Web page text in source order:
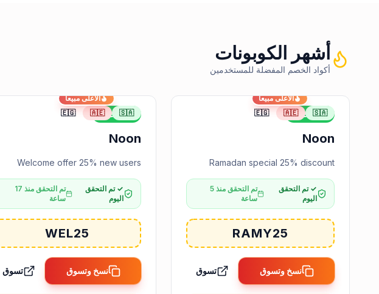
أشهر الكوبونات
أكواد الخصم المفضلة للمستخدمين
الأعلى مبيعاً
25% خصم 🇸🇦
🇦🇪
🇪🇬
Noon
Ramadan special 25% discount
✓ تم التحقق
اليوم
تم التحقق منذ 5
ساعة
RAMY25
نسخ وتسوق تسوق
الأعلى مبيعاً
25% خصم 🇸🇦
🇦🇪
🇪🇬
Noon
Welcome offer 25% new users
✓ تم التحقق
اليوم
تم التحقق منذ 17
ساعة
WEL25
نسخ وتسوق تسوق